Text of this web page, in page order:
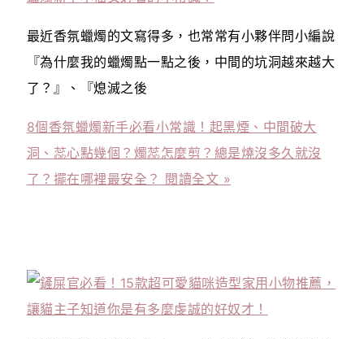
最近香氛蠟燭的文寫得多，也常常有小夥伴問小編說
『為什麼我的蠟燭點一點之後，中間的坑洞越來越大
了？』、『熄滅之後
8個香氛蠟燭新手必看小常識！起黑煙、中間破大
洞、蕊心點幾個？燭蕊怎麼剪？總是燒沒多久就沒
了？擺在哪裡最安全？ 閱讀全文 »